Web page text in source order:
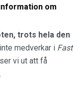
om
trots hela den
medverkar i Fast
vi ut att få